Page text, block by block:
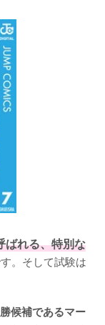
ばれる、特別な
。そして試験は
候補であるマー